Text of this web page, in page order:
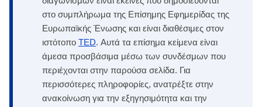
στο συμπλήρωμα της Επίσημης Εφημερίδας της
Ευρωπαϊκής Ένωσης και είναι διαθέσιμες στον
ιστότοπο TED. Αυτά τα επίσημα κείμενα είναι
άμεσα προσβάσιμα μέσω των συνδέσμων που
περιέχονται στην παρούσα σελίδα. Για
περισσότερες πληροφορίες, ανατρέξτε στην
ανακοίνωση για την εξηγησιμότητα και την